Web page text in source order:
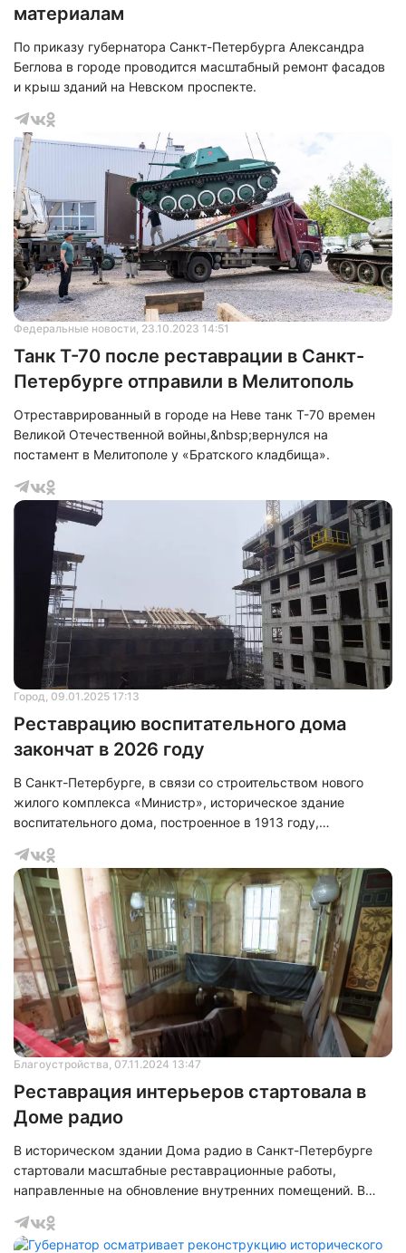
материалам
По приказу губернатора Санкт-Петербурга Александра
Беглова в городе проводится масштабный ремонт фасадов
и крыш зданий на Невском проспекте.
Федеральные новости, 23.10.2023 14:51
Танк Т-70 после реставрации в Санкт-
Петербурге отправили в Мелитополь
Отреставрированный в городе на Неве танк Т-70 времен
Великой Отечественной войны,&nbsp;вернулся на
постамент в Мелитополе у «Братского кладбища».
Город, 09.01.2025 17:13
Реставрацию воспитательного дома
закончат в 2026 году
В Санкт-Петербурге, в связи со строительством нового
жилого комплекса «Министр», историческое здание
воспитательного дома, построенное в 1913 году,
Благоустройства, 07.11.2024 13:47
Реставрация интерьеров стартовала в
Доме радио
В историческом здании Дома радио в Санкт-Петербурге
стартовали масштабные реставрационные работы,
направленные на обновление внутренних помещений. В
на лестничном марше, аванзале и одной из
звукозаписывающих студий (второй). Строительные работы